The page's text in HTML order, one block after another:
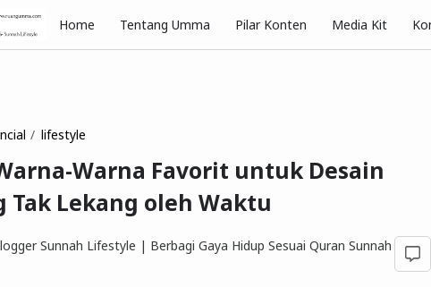
Home Tentang Umma Pilar Konten Media Kit
lifestyle
Warna Favorit untuk Desain
Lekang oleh Waktu
Sunnah Lifestyle | Berbagi Gaya Hidup Sesuai Quran Sunnah